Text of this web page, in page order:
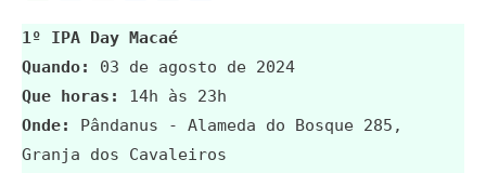
1º IPA Day Macaé
Quando:
03 de agosto de 2024
Que horas:
14h às 23h
Onde:
Pândanus - Alameda do Bosque 285,
Granja dos Cavaleiros